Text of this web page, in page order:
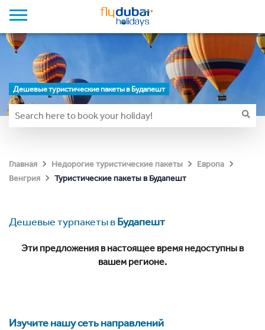
Дешевые туристические пакеты в Будапешт
Главная Недорогие туристические пакеты
Европа
Венгрия
Туристические пакеты в Будапешт
Дешевые турпакеты вБудапешт
Эти предложения в настоящее время недоступны в
вашем регионе.
Изучите нашу сеть направлений